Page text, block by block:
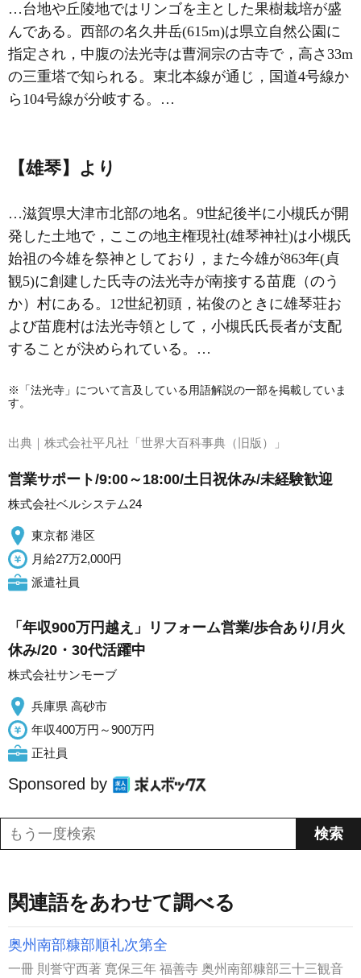
…台地や丘陵地ではリンゴを主とした果樹栽培が盛
んである。西部の名久井岳(615m)は県立自然公園に
指定され，中腹の法光寺は曹洞宗の古寺で，高さ33m
の三重塔で知られる。東北本線が通じ，国道4号線か
ら104号線が分岐する。…
【雄琴】より
…滋賀県大津市北部の地名。9世紀後半に小槻氏が開
発した土地で，ここの地主権現社(雄琴神社)は小槻氏
始祖の今雄を祭神としており，また今雄が863年(貞
観5)に創建した氏寺の法光寺が南接する苗鹿（のう
か）村にある。12世紀初頭，祐俊のときに雄琴荘お
よび苗鹿村は法光寺領として，小槻氏氏長者が支配
することが決められている。…
※「法光寺」について言及している用語解説の一部を掲載していま
す。
出典｜ 株式会社平凡社「世界大百科事典（旧版）」
営業サポート/9:00～18:00/土日祝休み/未経験歓迎
株式会社ベルシステム24
東京都 港区
月給27万2,000円
派遣社員
「年収900万円越え」リフォーム営業/歩合あり/月火
休み/20・30代活躍中
株式会社サンモーブ
兵庫県 高砂市
年収400万円～900万円
正社員
Sponsored by
関連語をあわせて調べる
奥州南部糠部順礼次第全
一冊 則誉守西著 寛保三年 福善寺 奥州南部糠部三十三観音